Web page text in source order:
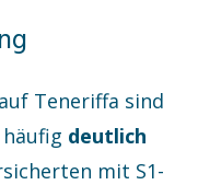
Teneriffa sind
deutlich
mit S1-